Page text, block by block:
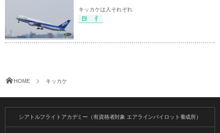
キッカケは人それぞれ
HOME キッカケ
シアトルフライトアカデミー（有資格者対象 エアラインパイロット養成所）